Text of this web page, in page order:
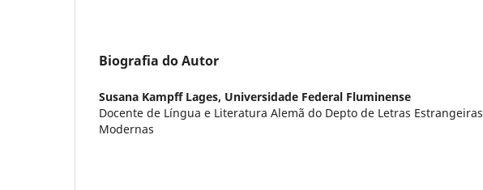
Biografia do Autor
Susana Kampff Lages, Universidade Federal Fluminense
Docente de Língua e Literatura Alemã do Depto de Letras Estrangeiras
Modernas